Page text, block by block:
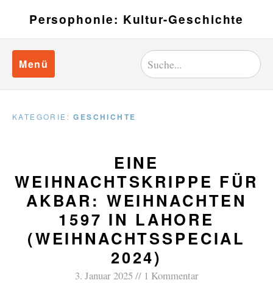
Persophonie: Kultur-Geschichte
Menü
KATEGORIE:GESCHICHTE
EINE
WEIHNACHTSKRIPPE FÜR
AKBAR: WEIHNACHTEN
1597 IN LAHORE
(WEIHNACHTSSPECIAL
2024)
3. Januar 2025
1 Kommentar